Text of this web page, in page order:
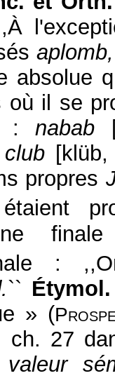
absolue
où il se
: nabab
club
propres
:
``
» (
ch. 27